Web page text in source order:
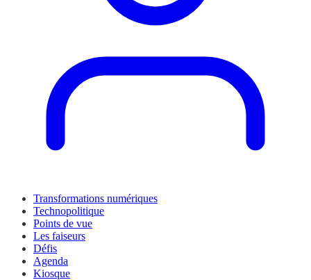
Transformations numériques
Technopolitique
Points de vue
Les faiseurs
Défis
Agenda
Kiosque